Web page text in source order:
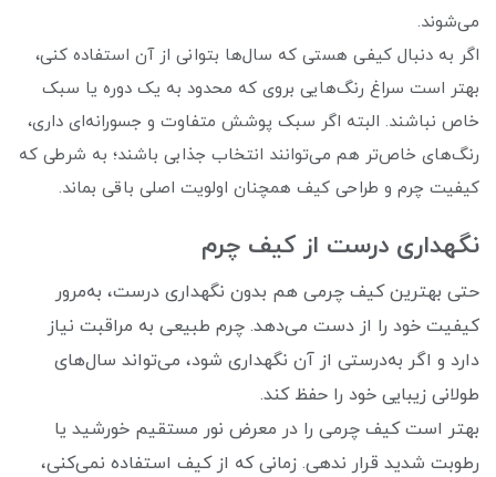
می‌شوند.
اگر به دنبال کیفی هستی که سال‌ها بتوانی از آن استفاده کنی،
بهتر است سراغ رنگ‌هایی بروی که محدود به یک دوره یا سبک
خاص نباشند. البته اگر سبک پوشش متفاوت و جسورانه‌ای داری،
رنگ‌های خاص‌تر هم می‌توانند انتخاب جذابی باشند؛ به شرطی که
کیفیت چرم و طراحی کیف همچنان اولویت اصلی باقی بماند.
نگهداری درست از کیف چرم
حتی بهترین کیف چرمی هم بدون نگهداری درست، به‌مرور
کیفیت خود را از دست می‌دهد. چرم طبیعی به مراقبت نیاز
دارد و اگر به‌درستی از آن نگهداری شود، می‌تواند سال‌های
طولانی زیبایی خود را حفظ کند.
بهتر است کیف چرمی را در معرض نور مستقیم خورشید یا
رطوبت شدید قرار ندهی. زمانی که از کیف استفاده نمی‌کنی،